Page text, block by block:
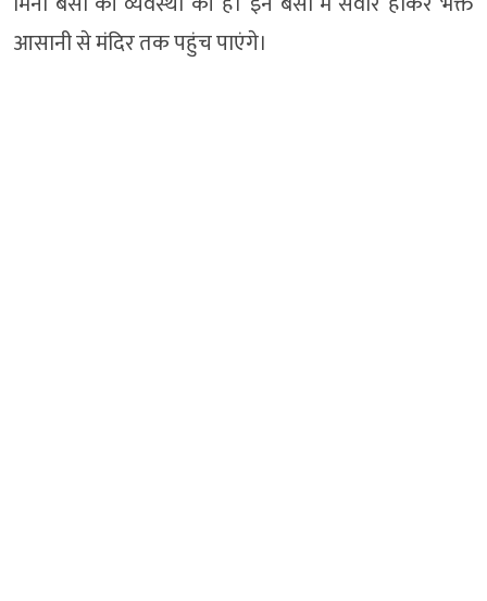
आसानी से मंदिर तक पहुंच पाएंगे।